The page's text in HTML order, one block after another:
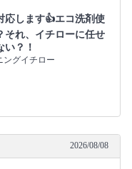
応します👍エコ洗剤使
それ、イチローに任せ
い？！
ングイチロー
2026/08/08